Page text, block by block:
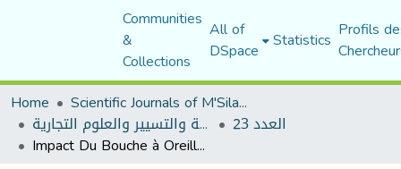
Communities
&
Collections
All of
DSpace Statistics Profils
Home
Scientific Journals of M'Sila University
مجلة العلوم الاقتصادية والتسيير والعلوم التجارية العدد 23
Impact Du Bouche à Oreille électronique Sur Le Comportement Du Consommateur : Cas Du Consommateur Algérien